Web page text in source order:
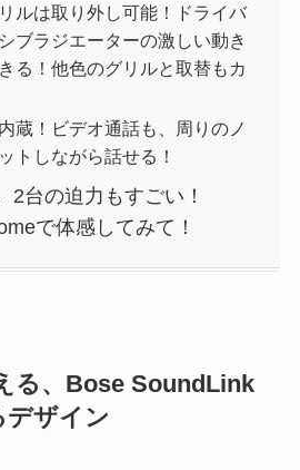
ルは取り外し可能！ドライバ
ブラジエーターの激しい動き
る！他色のグリルと取替もカ
蔵！ビデオ通話も、周りのノ
トしながら話せる！
2台の迫力もすごい！
で体感してみて！
る、Bose SoundLink
デザイン